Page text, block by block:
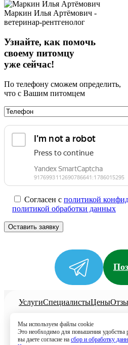
Маркин Илья Артёмович -
ветеринар-рентгенолог
Узнайте, как помочь
своему питомцу
уже сейчас!
По телефону сможем определить,
что с Вашим питомцем
Согласен с политикой
политикой обработки данных
Мы используем файлы cookie
Это необходимо для повышения удобства
вы даете согласие на сбор и обработку
УслугиСпециалистыЦены
Согласие на обработку